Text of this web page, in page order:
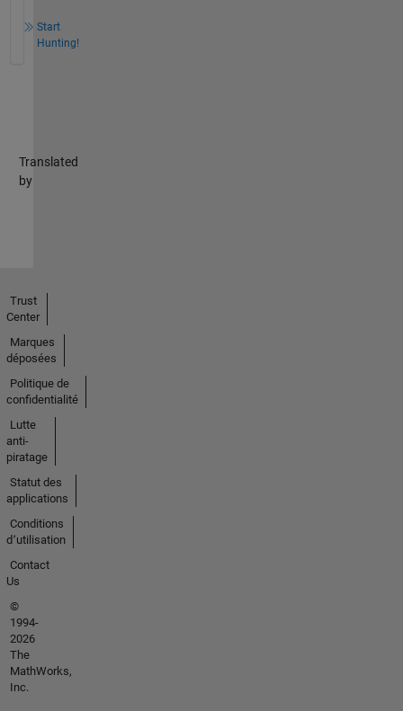
Start
Hunting!
Translated
by
Trust
Center
Marques
déposées
Politique de
confidentialité
Lutte
anti-
piratage
Statut des
applications
Conditions
d՚utilisation
Contact
Us
©
1994-
2026
The
MathWorks,
Inc.